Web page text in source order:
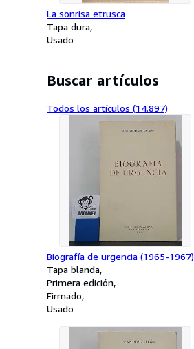
La sonrisa etrusca
Tapa dura
Usado
Buscar artículos
Todos los artículos (14.897)
Biografía de urgencia (1965-1967)
Tapa blanda
Primera edición
Firmado
Usado